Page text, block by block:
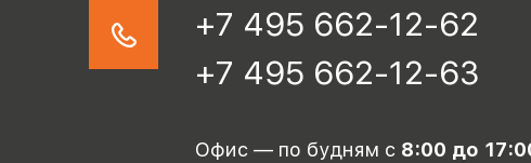
+7 495 662-12-62
+7 495 662-12-63
Офис — по будням с 8:00 до